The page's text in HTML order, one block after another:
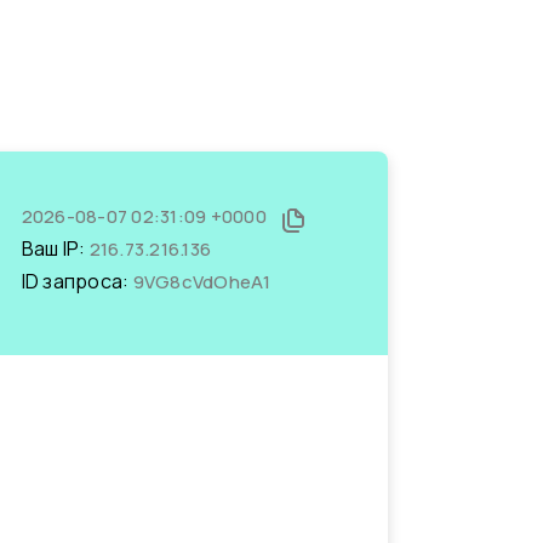
2026-08-07 02:31:09 +0000
Ваш IP: 216.73.216.136
ID запроса: 9VG8cVdOheA1